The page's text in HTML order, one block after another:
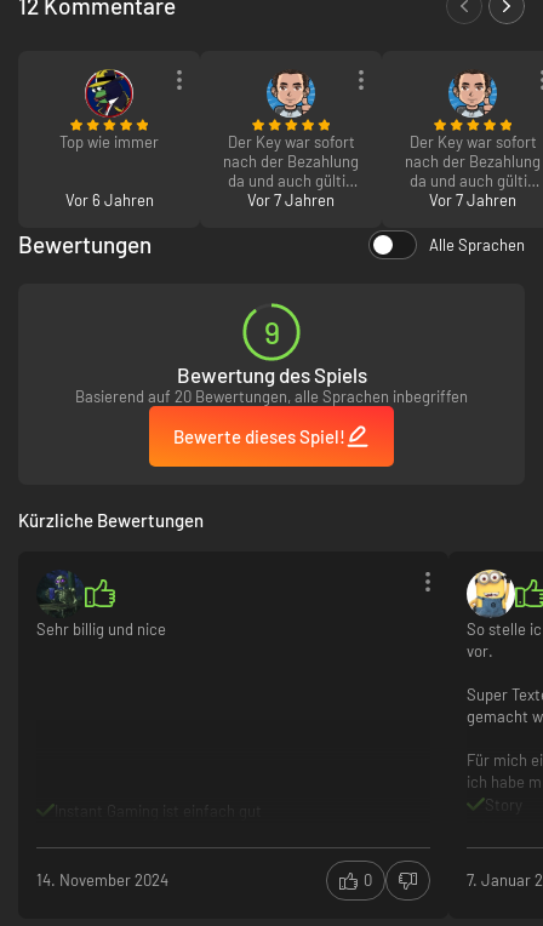
Top wie immer
Vor 6 Jahren
Der Key war sofort
nach der Bezahlung
da und auch gültig
beim Einlösen! Bin
Vor 7 Jahren
Der Key war sofort
nach der Bezahlung
da und auch gültig
beim Einlösen! Bin
sehr zufrieden.
Vor 7 Jahren
Bewertungen Alle Sprachen
9
Bewertung des Spiels
Basierend auf 20 Bewertungen, alle Sprachen inbegriffen
Bewerte dieses Spiel!
Kürzliche Bewertungen
Sehr billig und nice
14. November 2024 0
So stelle
vor.
Super
gemacht
Für mich
ich habe
Story
Musik
7. Januar